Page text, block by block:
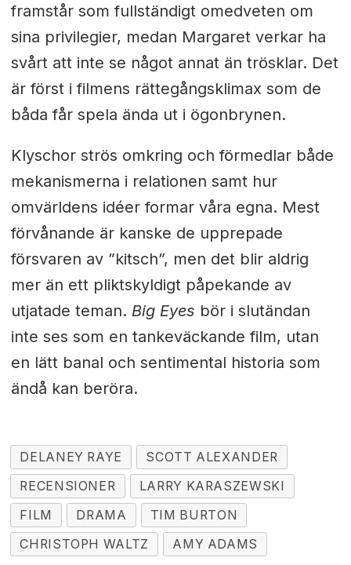
framstår som fullständigt omedveten om
sina privilegier, medan Margaret verkar ha
svårt att inte se något annat än trösklar. Det
är först i filmens rättegångsklimax som de
båda får spela ända ut i ögonbrynen.
Klyschor strös omkring och förmedlar både
mekanismerna i relationen samt hur
omvärldens idéer formar våra egna. Mest
förvånande är kanske de upprepade
försvaren av ”kitsch”, men det blir aldrig
mer än ett pliktskyldigt påpekande av
utjatade teman. Big Eyes bör i slutändan
inte ses som en tankeväckande film, utan
en lätt banal och sentimental historia som
ändå kan beröra.
DELANEY RAYE
SCOTT ALEXANDER
RECENSIONER
LARRY KARASZEWSKI
FILM
DRAMA
TIM BURTON
CHRISTOPH WALTZ
AMY ADAMS